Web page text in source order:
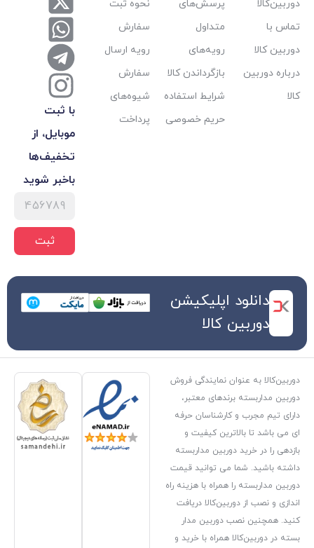
پرسش‌های
متداول
رویه‌های
بازگرداندن کالا
شرایط استفاده
نحوه ثبت
سفارش
رویه ارسال
سفارش
شیوه‌های
پرداخت
اپلیکیشن
نمایندگی فروش
معتبر،
حرفه
کیفیت و
مداربسته
توانید قیمت
با هزینه راه
دریافت
مدار
با خرید و